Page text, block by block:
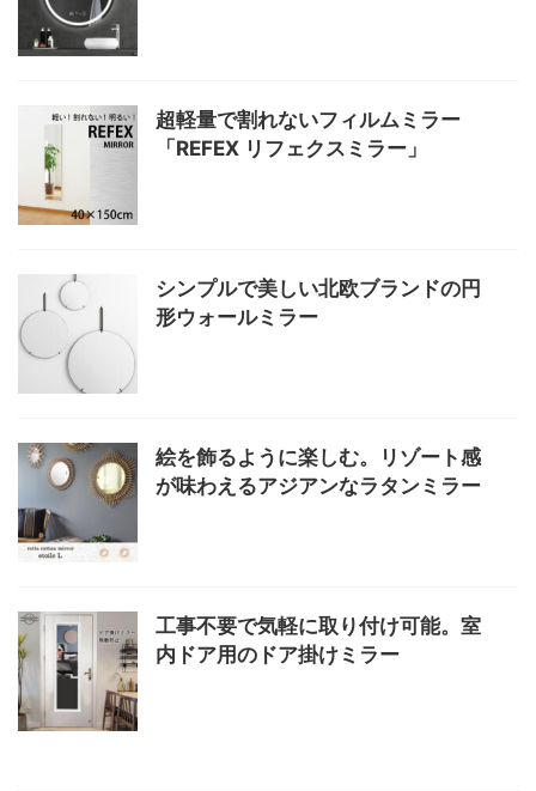
超軽量で割れないフィルムミラー
「REFEX リフェクスミラー」
シンプルで美しい北欧ブランドの円
形ウォールミラー
絵を飾るように楽しむ。リゾート感
が味わえるアジアンなラタンミラー
工事不要で気軽に取り付け可能。室
内ドア用のドア掛けミラー